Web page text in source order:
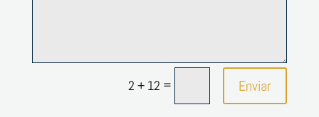
2 + 12 = Enviar